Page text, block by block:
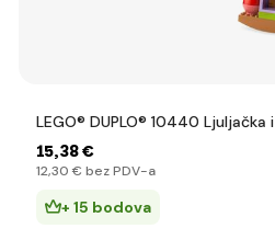
LEGO® DUPLO® 10440
15,38 €
12,30 € bez PDV-a
+ 15 bodova